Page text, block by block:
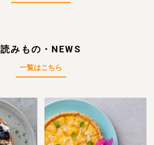
読みもの・NEWS
一覧はこちら